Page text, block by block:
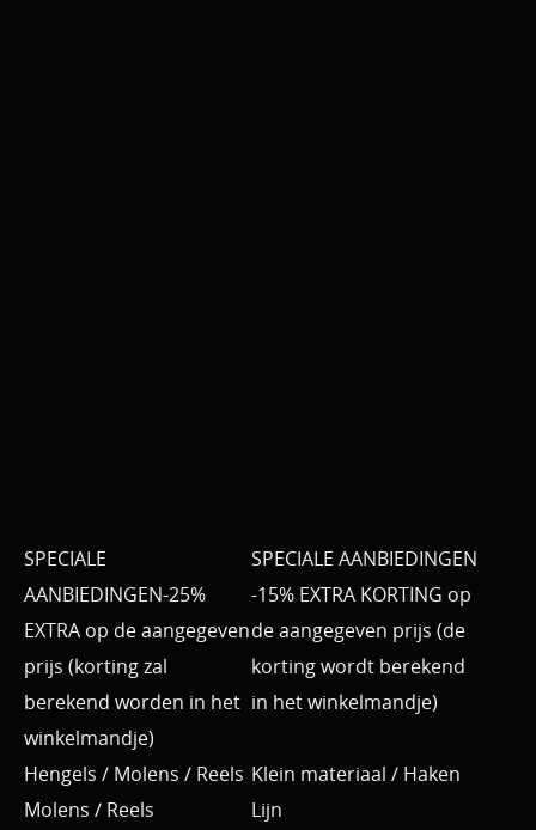
SPECIALE
AANBIEDINGEN-25%
EXTRA op de aangegeven
prijs (korting zal
berekend worden in het
winkelmandje)
SPECIALE AANBIEDINGEN
-15% EXTRA KORTING op
de aangegeven prijs (de
korting wordt berekend
in het winkelmandje)
Hengels / Molens / Reels
Molens / Reels
Klein materiaal / Haken
Lijn